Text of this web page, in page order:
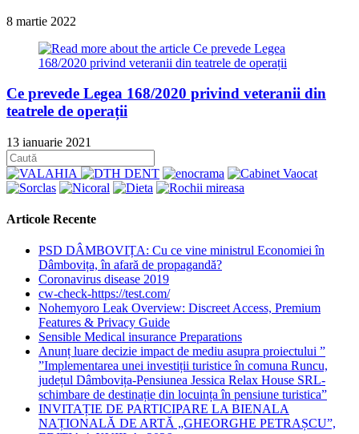
8 martie 2022
Ce prevede Legea 168/2020 privind veteranii din
teatrele de operații
13 ianuarie 2021
Articole Recente
PSD DÂMBOVIȚA: Cu ce vine ministrul Economiei în
Dâmbovița, în afară de propagandă?
Coronavirus disease 2019
cw-check-https://test.com/
Nohemyoro Leak Overview: Discreet Access, Premium
Features & Privacy Guide
Sensible Medical insurance Preparations
Anunț luare decizie impact de mediu asupra proiectului ”
”Implementarea unei investiții turistice în comuna Runcu,
județul Dâmbovița-Pensiunea Jessica Relax House SRL-
schimbare de destinație din locuința în pensiune turistica”
INVITAȚIE DE PARTICIPARE LA BIENALA
NAȚIONALĂ DE ARTĂ „GHEORGHE PETRAȘCU”,